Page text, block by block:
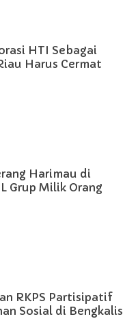
HTI Sebagai
Harus Cermat
Harimau di
Grup Milik Orang
RKPS Partisipatif
Sosial di Bengkalis